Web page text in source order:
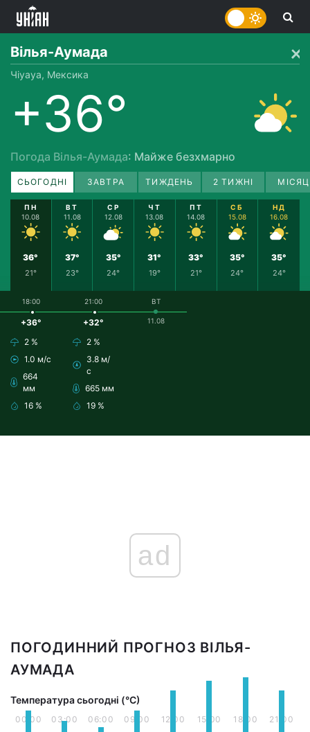
Вілья-Аумада
Чіуауа, Мексика
+36°
Погода Вілья-Аумада: Майже безхмарно
СЬОГОДНІ ЗАВТРА ТИЖДЕНЬ 2 ТИЖНІ
ПН
10.08
36°
21°
ВТ
11.08
37°
23°
СР
12.08
35°
24°
ЧТ
13.08
31°
19°
ПТ
14.08
33°
21°
СБ
15.08
35°
24°
НД
16.08
35°
24°
18:00
+36°
2 %
1.0 м/с
664
мм
16 %
21:00
+32°
2 %
3.8 м/
с
665 мм
19 %
ВТ
11.08
ad
ПОГОДИННИЙ ПРОГНОЗ ВІЛЬЯ-
АУМАДА
Температура сьогодні (°С)
00:00 03:00 06:00 09:00 12:00 15:00 18:00 21:00